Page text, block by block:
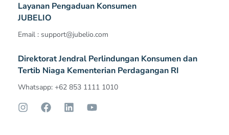
Layanan Pengaduan Konsumen
JUBELIO
Email : support@jubelio.com
Direktorat Jendral Perlindungan Konsumen dan
Tertib Niaga Kementerian Perdagangan RI
Whatsapp: +62 853 1111 1010